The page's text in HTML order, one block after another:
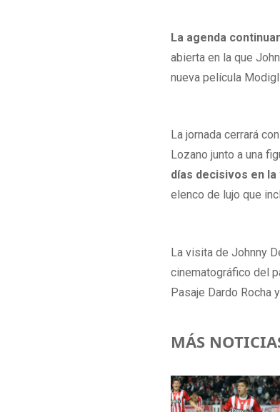
La agenda
abierta en la que
nueva película
La jornada cerrará
Lozano junto a una
días decisivos en
elenco de lujo que
La visita de Johnny
cinematográfico del
Pasaje Dardo Rocha
MÁS